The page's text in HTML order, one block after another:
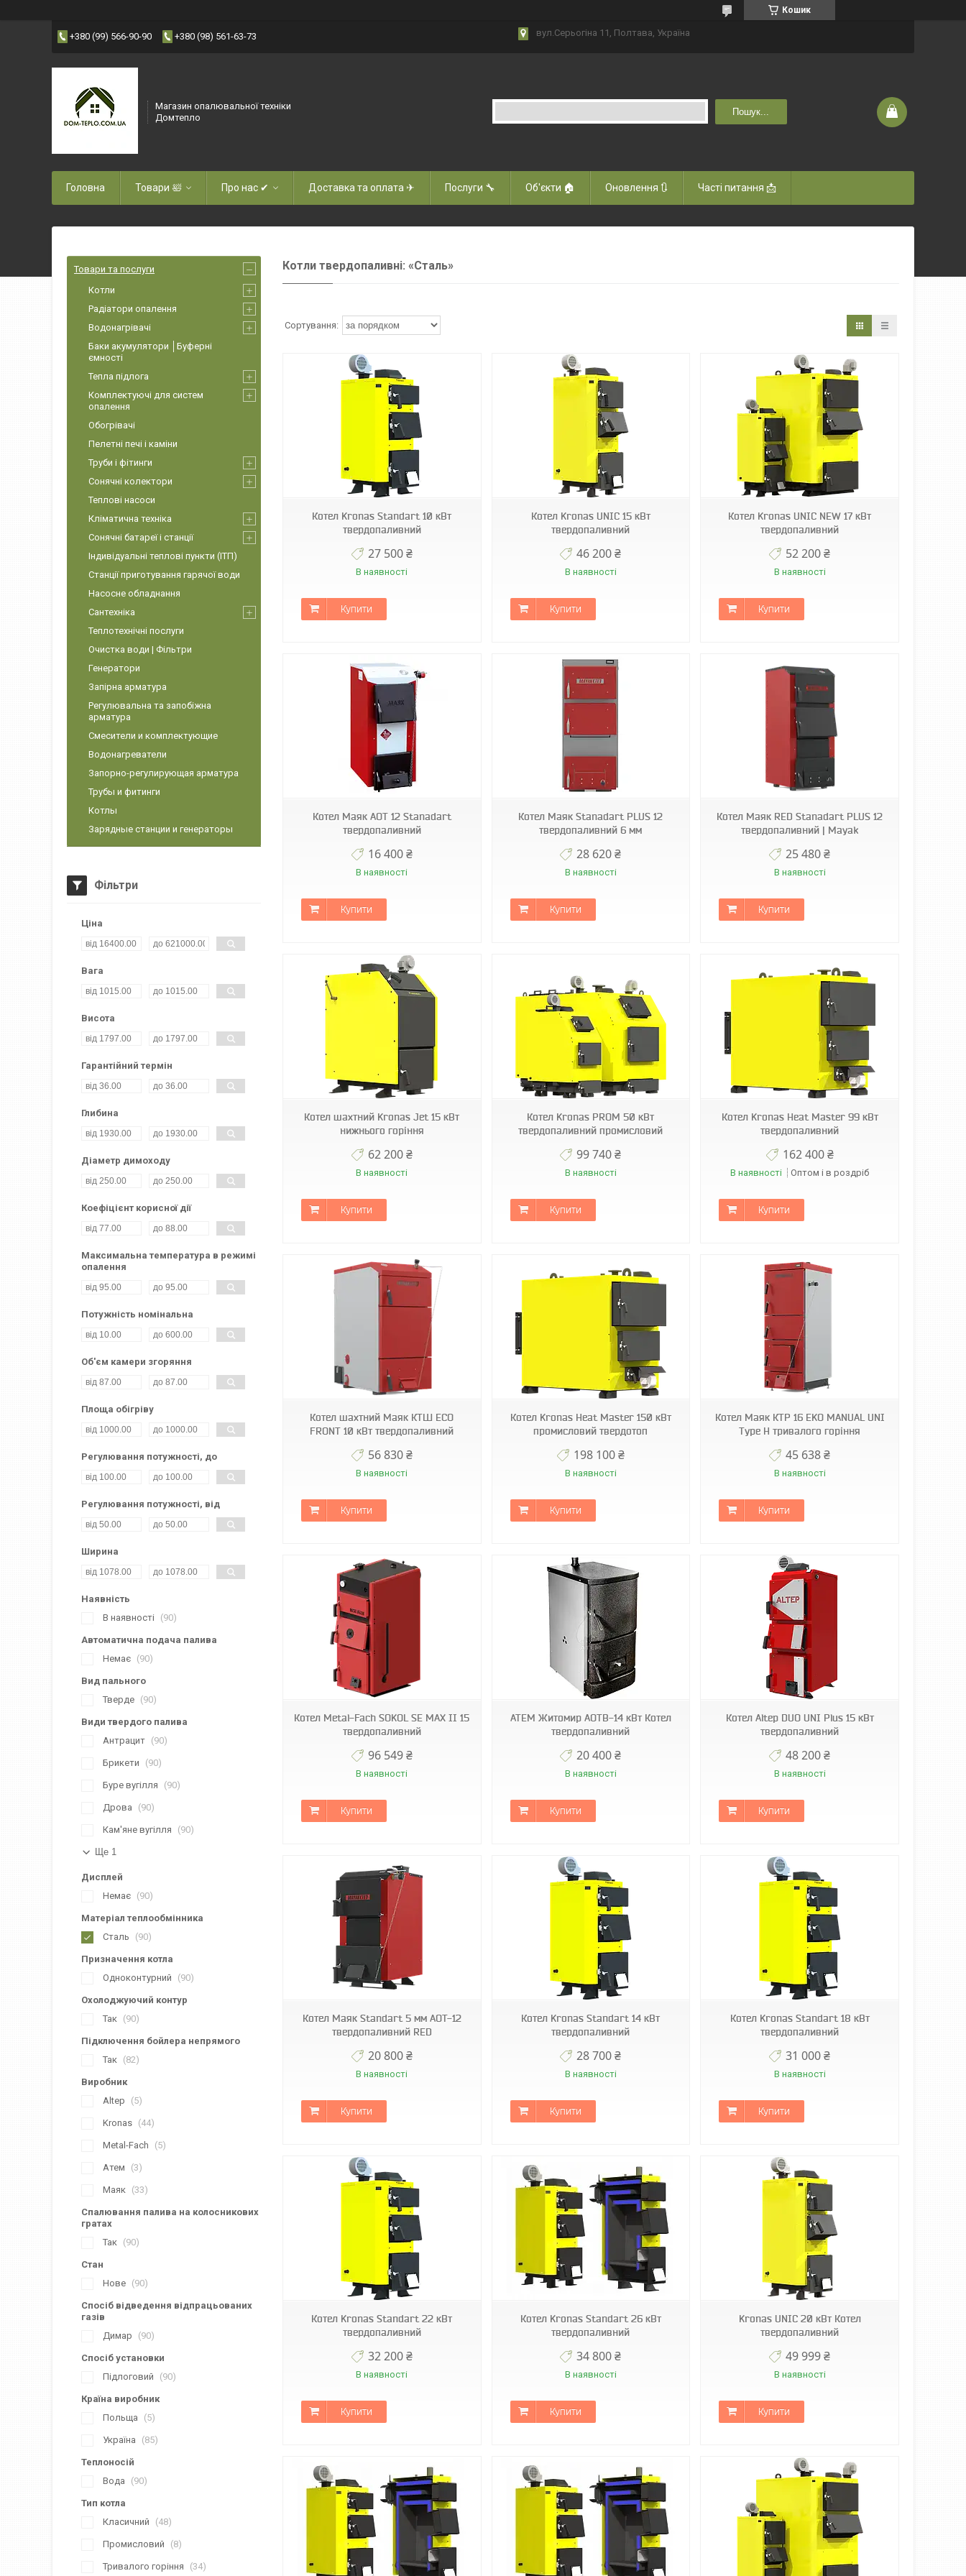
Кошик
+380 (99) 566-90-90 +380 (98) 561-63-73 вул.Серьогіна 11, Полтава, Україна
Магазин опалювальної техніки
Домтепло
Пошук...
Головна Товари 🛀 Про нас ✔ Доставка та оплата ✈ Послуги 🔧 Об'єкти 🏠 Оновлення 🔃 Часті питання 📩
Котли твердопаливні: «Сталь»
Котел Kronas Standart 10 кВт
твердопаливний
27 500 ₴
В наявності
Купити
Котел Kronas UNIC 15 кВт
твердопаливний
46 200 ₴
В наявності
Купити
Котел Kronas UNIC NEW 17 кВт
твердопаливний
52 200 ₴
В наявності
Купити
Котел Маяк АОТ 12 Stanadart
твердопаливний
16 400 ₴
В наявності
Купити
Котел Маяк Stanadart PLUS 12
твердопаливний 6 мм
28 620 ₴
В наявності
Купити
Котел Маяк RED Stanadart PLUS 12
твердопаливний | Mayak
25 480 ₴
В наявності
Купити
Котел шахтний Kronas Jet 15 кВт
нижнього горіння
62 200 ₴
В наявності
Купити
Котел Kronas PROM 50 кВт
твердопаливний промисловий
99 740 ₴
В наявності
Купити
Котел Kronas Heat Master 99 кВт
твердопаливний
162 400 ₴
В наявності Оптом і в роздріб
Купити
Котел шахтний Маяк КТШ ECO
FRONT 10 кВт твердопаливний
56 830 ₴
В наявності
Купити
Котел Kronas Heat Master 150 кВт
промисловий твердотоп
198 100 ₴
В наявності
Купити
Котел Маяк КТР 16 EKO MANUAL UNI
Type H тривалого горіння
45 638 ₴
В наявності
Купити
Котел Metal-Fach SOKOL SE MAX II 15
твердопаливний
96 549 ₴
В наявності
Купити
АТЕМ Житомир АОТВ-14 кВт Котел
твердопаливний
20 400 ₴
В наявності
Купити
Котел Altep DUO UNI Plus 15 кВт
твердопаливний
48 200 ₴
В наявності
Купити
Котел Маяк Standart 5 мм АОТ-12
твердопаливний RED
20 800 ₴
В наявності
Купити
Котел Kronas Standart 14 кВт
твердопаливний
28 700 ₴
В наявності
Купити
Котел Kronas Standart 18 кВт
твердопаливний
31 000 ₴
В наявності
Купити
Котел Kronas Standart 22 кВт
твердопаливний
32 200 ₴
В наявності
Купити
Котел Kronas Standart 26 кВт
твердопаливний
34 800 ₴
В наявності
Купити
Kronas UNIC 20 кВт Котел
твердопаливний
49 999 ₴
В наявності
Купити
Товари та послуги
Котли
Радіатори опалення
Водонагрівачі
Баки акумулятори │Буферні
ємності
Тепла підлога
Комплектуючі для систем
опалення
Обогрівачі
Пелетні печі і каміни
Труби і фітинги
Сонячні колектори
Теплові насоси
Кліматична техніка
Сонячні батареї і станції
Індивідуальні теплові пункти (ІТП)
Станції приготування гарячої води
Насосне обладнання
Сантехніка
Теплотехнічні послуги
Очистка води | Фільтри
Генератори
Запірна арматура
Регулювальна та запобіжна
арматура
Смесители и комплектующие
Водонагреватели
Запорно-регулирующая арматура
Трубы и фитинги
Котлы
Зарядные станции и генераторы
Фільтри
Ціна
Вага
Висота
Гарантійний термін
Глибина
Діаметр димоходу
Коефіцієнт корисної дії
Максимальна температура в режимі
опалення
Потужність номінальна
Об'єм камери згоряння
Площа обігріву
Регулювання потужності, до
Регулювання потужності, від
Ширина
Наявність
В наявності
90
Автоматична подача палива
Немає
90
Вид пального
Тверде
90
Види твердого палива
Антрацит
90
Брикети 90
Буре вугілля 90
Дрова 90
Кам'яне вугілля 90
Ще 1
Дисплей
Немає
90
Матеріал теплообмінника
Сталь
90
Призначення котла
Одноконтурний
90
Охолоджуючий контур
Так
90
Підключення бойлера непрямого
Так
82
Виробник
Altep
5
Kronas 44
Metal-Fach 5
Атем 3
Маяк 33
Спалювання палива на колосникових
гратах
Так
90
Стан
Нове
90
Спосіб відведення відпрацьованих
газів
Димар
90
Спосіб установки
Підлоговий
90
Країна виробник
Польща
5
Україна 85
Теплоносій
Вода
90
Тип котла
Класичний
48
Промисловий 8
Тривалого горіння 34